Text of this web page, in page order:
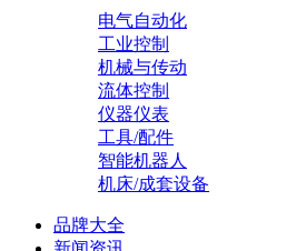
电气自动化
工业控制
机械与传动
流体控制
仪器仪表
工具/配件
智能机器人
机床/成套设备
品牌大全